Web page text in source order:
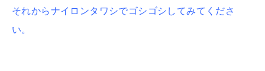
それからナイロンタワシでゴシゴシしてみてくださ
い。